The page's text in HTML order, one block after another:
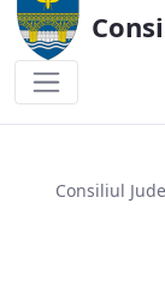
Consiliul